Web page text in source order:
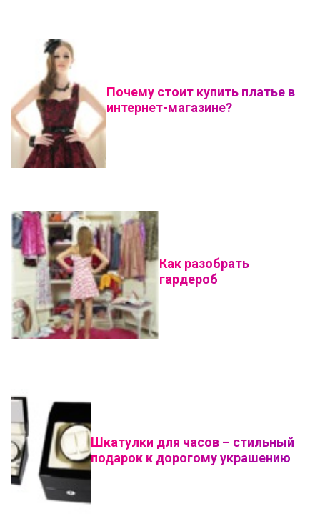
Почему стоит купить платье в
интернет-магазине?
Как разобрать
гардероб
Шкатулки для часов – стильный
подарок к дорогому украшению